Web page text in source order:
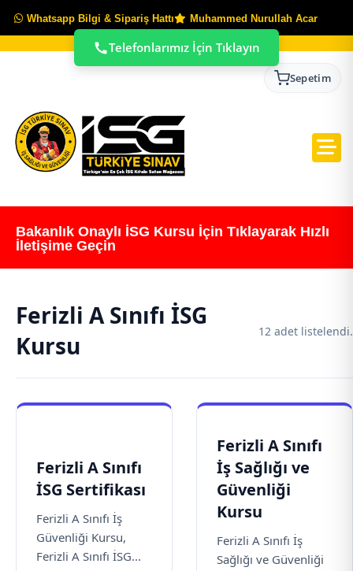
Whatsapp Bilgi & Sipariş Hattı Muhammed Nurullah Acar
Sepetim
Bakanlık Onaylı İSG Kursu İçin Tıklayarak Hızlı
İletişime Geçin
Ferizli A Sınıfı İSG
Kursu
12 adet listelendi.
Ferizli A Sınıfı
İSG Sertifikası
Ferizli A Sınıfı İş
Güvenliği Kursu,
Ferizli A Sınıfı İSG...
Ferizli A Sınıfı
İş Sağlığı ve
Güvenliği
Kursu
Ferizli A Sınıfı İş
Sağlığı ve Güvenliği
Telefonlarımız İçin Tıklayın